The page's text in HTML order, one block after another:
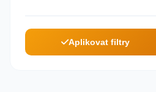
Aplikovat filtry